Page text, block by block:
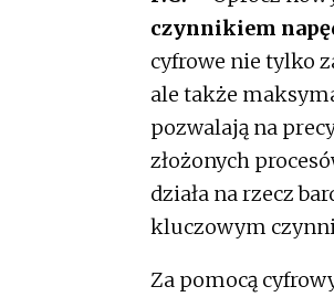
czynnikiem
cyfrowe nie tylko
ale także
pozwalają na
złożonych
działa na rzecz
kluczowym
Za pomocą